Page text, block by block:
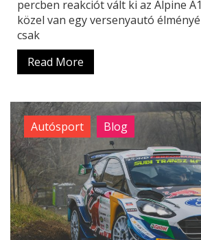
percben reakciót vált ki az Alpine
közel van egy versenyautó
csak
Read More
Autósport Blog